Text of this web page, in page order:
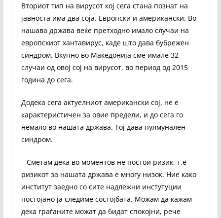
Вториот тип на вирусот кој сега стана познат на
јавноста има два соја. Европски и американски. Во
нашава држава веќе претходно имало случаи на
европскиот хантавирус, каде што дава бубрежен
синдром. Вкупно во Македонија сме имале 32
случаи од овој сој на вирусот, во период од 2015
година до сега.
Додека сега актуелниот американски сој, не е
карактеристичен за овие предели, и до сега го
немало во нашата држава. Тој дава пулмунален
синдром.
– Сметам дека во моментов не постои ризик, т.е
ризикот за нашата држава е многу низок. Ние како
институт заедно со сите надлежни инстутуции
постојано ја следиме состојбата. Можам да кажам
дека граѓаните можат да бидат спокојни, рече